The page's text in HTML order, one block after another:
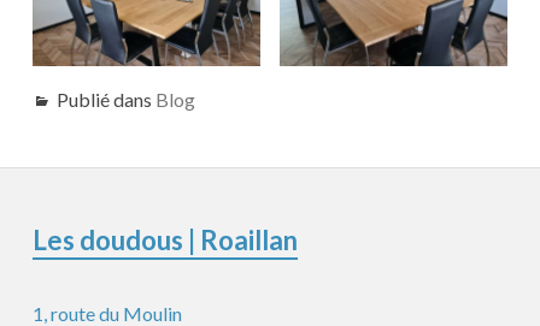
Publié dans Blog
Colonne
Les doudous | Roaillan
1, route du Moulin